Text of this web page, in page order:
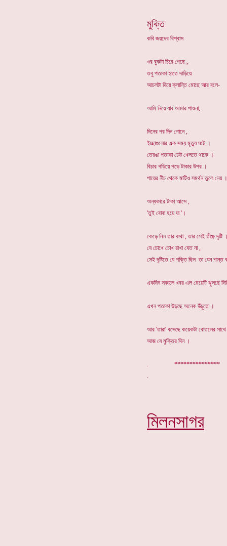
মুক্তি
কবি জয়দেব বিশ্বাস
ওর বুকটা চিরে গেছে ,
তবু পতাকা হাতে দাড়িয়ে
আচলটা দিয়ে ক্লান্তি মোছে আর বলে-
আমি নিয়ে যাব আমার পাওনা,
দিনের পর দিন গোনে ,
ইচ্ছাগুলোর এক সময় মৃত্যু ঘটে ।
তেরঙা পতাকা ঢেউ খেলতে থাকে ।
বিচার গড়িয়ে পড়ে টাকার উপর ।
পায়ের নীচ থেকে মাটিও সমর্থন তুলে নেয় ।
অন্ধকারে টাকা আসে ,
'তুই বোবা হয়ে যা '।
কেড়ে নিল তার কথা , তার সেই তীক্ষ্ণ দৃষ্টি
যে চোখে চোখ রাখা যেত না ,
সেই দৃষ্টিতে যে শক্তি ছিল তা যেন শান্ত
একদিন সকালে খবর এল মেয়েটি ঝুলছে
এখন পতাকা উড়ছে অনেক উঁচুতে ।
আর 'তারা' বসেছে কয়েকটা বোতলের
আজ যে মুক্তির দিন ।
. ***************
মিলনসাগর